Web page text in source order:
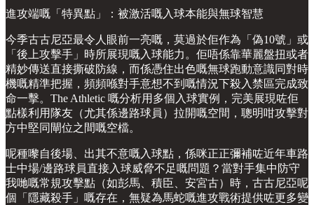
進攻端嘅「特異點」：被激活嘅入球本能與無球智慧
今季古古尼亞最令人眼前一亮嘅，莫過於佢作為「偽10號」或
「後上攻擊手」時所展現嘅入球能力。佢唔係靠華麗盤扭或者
精妙傳送直接撕破防線，而係憑住出色嘅無球跑動意識同對時
機嘅精準把握，頻頻喺對手意想不到嘅情況下殺入禁區完成致
命一擊。The Athletic 嘅分析用多個入球實例，完美展現咗佢
點樣利用隊友（尤其係邊路球員）拉開嘅空間，聰明咁攻擊對
方中堅同閘位之間嘅空檔。
呢種嚟自後場、出其不意嘅入球點，係咪正正彌補咗近年車路
士中場/邊路球員直接入球威脅不足嘅問題？當對手集中防守
我哋嘅常規攻擊點（如彭馬、積臣、安宮古）時，古古尼亞呢
個「隱藏殺手」嘅存在，無疑為馬蛇嘅進攻戰術提供咗更多變